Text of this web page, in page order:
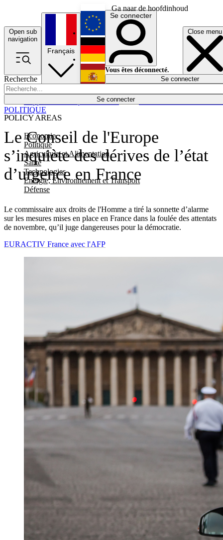
Ga naar de hoofdinhoud
Open sub
navigation
Close menu
Recherche
Se connecter
POLICY AREAS
Economie
Politique
Agriculture et Alimentation
Santé
Technologies
Energie, Environnement et Transport
Défense
Économie
Français
English
Deutsch
Español
Se connecter
Vous êtes déconnecté.
Se connecter
Le Conseil de l'Europe
s’inquiète des dérives de l’état
d’urgence en France
Le commissaire aux droits de l'Homme a tiré la sonnette d’alarme
sur les mesures mises en place en France dans la foulée des attentats
de novembre, qu’il juge dangereuses pour la démocratie.
POLITIQUE
EURACTIV France avec l'AFP